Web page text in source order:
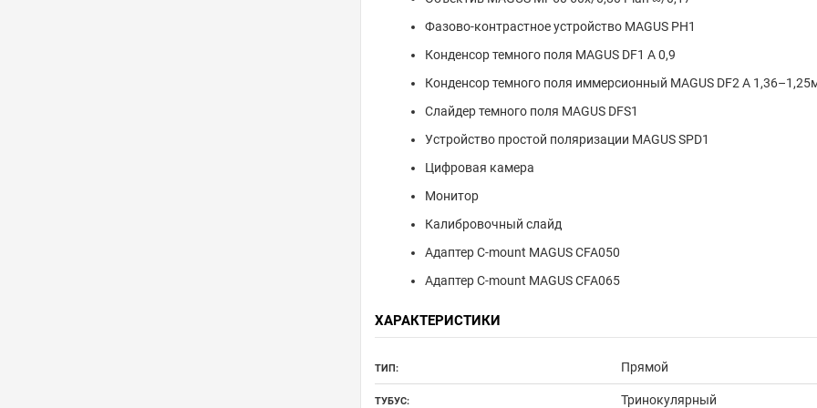
Фазово-контрастное устройство MAGUS PH1
Конденсор темного поля MAGUS DF1 A 0,9
Конденсор темного поля иммерсионный MAGUS DF2 A
Слайдер темного поля MAGUS DFS1
Устройство простой поляризации MAGUS SPD1
Цифровая камера
Монитор
Калибровочный слайд
Адаптер C-mount MAGUS CFA050
Адаптер C-mount MAGUS CFA065
ХАРАКТЕРИСТИКИ
ТИП: Прямой
ТУБУС: Тринокулярный